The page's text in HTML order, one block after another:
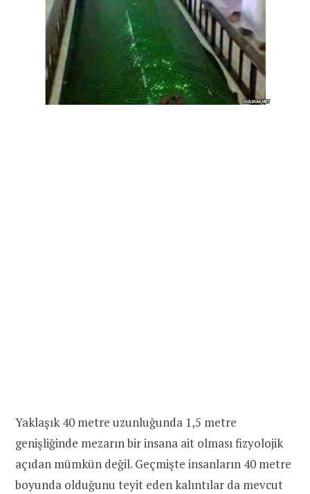
Yaklaşık 40 metre uzunluğunda 1,5 metre
genişliğinde mezarın bir insana ait olması fizyolojik
açıdan mümkün değil. Geçmişte insanların 40 metre
boyunda olduğunu teyit eden kalıntılar da mevcut